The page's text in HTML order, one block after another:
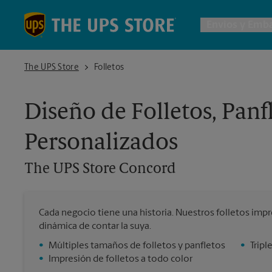
Cajas
The UPS Store
The UPS Store Concord
Folletos
Diseño de Folletos,
Personalizados
The UPS Store Concord
Cada negocio tiene una historia. Nuestros folletos
dinámica de contar la suya.
•
Múltiples tamaños de folletos y panfletos
•
Impresión de folletos a todo color
•